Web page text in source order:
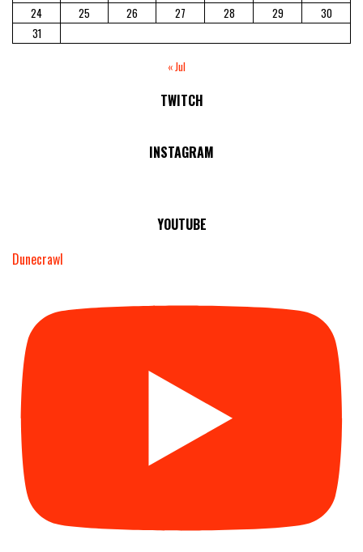
24
25 26 27 28 29
30
31
« Jul
TWITCH
No Streams Online!
INSTAGRAM
YOUTUBE
Dunecrawl